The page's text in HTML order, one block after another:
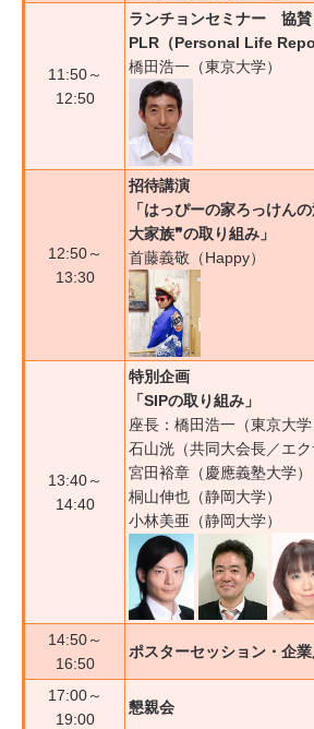
11:50～
12:50
ランチョンセミナー 協賛
PLR（Personal Life
橋田浩一（東京大学）
12:50～
13:30
招待講演
「はっぴーの家ろっけ
大家族❞の取り組み」
首藤義敬（Happy）
13:40～
14:40
特別企画
「SIPの取り組み」
座長：橋田浩一（東京大学
石山洸（共同大会長／エク
宮⽥裕章（慶應義塾⼤学）
桐山伸也（静岡大学）
小林美亜（静岡大学）
14:50～
16:50
ポスターセッション・企
17:00～
19:00
懇親会